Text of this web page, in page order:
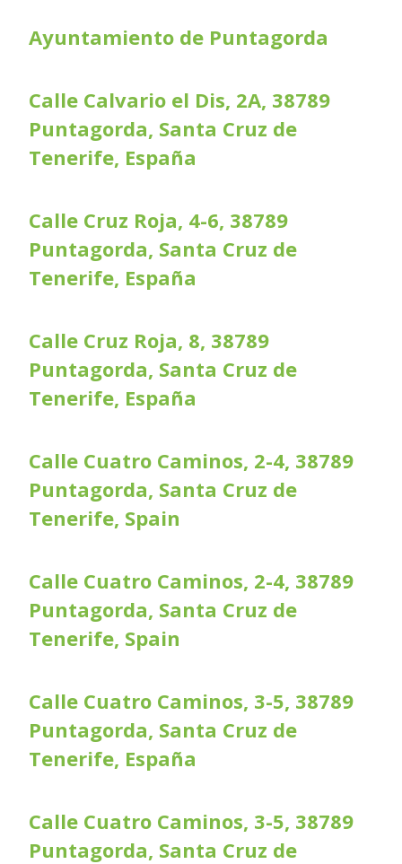
Ayuntamiento de Puntagorda
Calle Calvario el Dis, 2A, 38789
Puntagorda, Santa Cruz de
Tenerife, España
Calle Cruz Roja, 4-6, 38789
Puntagorda, Santa Cruz de
Tenerife, España
Calle Cruz Roja, 8, 38789
Puntagorda, Santa Cruz de
Tenerife, España
Calle Cuatro Caminos, 2-4, 38789
Puntagorda, Santa Cruz de
Tenerife, Spain
Calle Cuatro Caminos, 2-4, 38789
Puntagorda, Santa Cruz de
Tenerife, Spain
Calle Cuatro Caminos, 3-5, 38789
Puntagorda, Santa Cruz de
Tenerife, España
Calle Cuatro Caminos, 3-5, 38789
Puntagorda, Santa Cruz de